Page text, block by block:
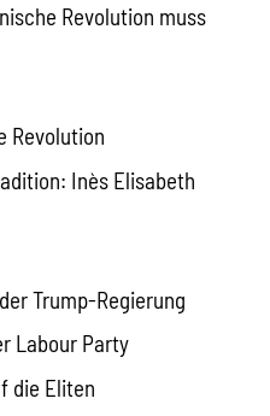
Revolution muss
Revolution
Inès Elisabeth
Trump-Regierung
Labour Party
die Eliten